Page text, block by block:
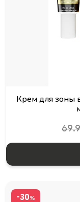
Крем для зоны
-30%